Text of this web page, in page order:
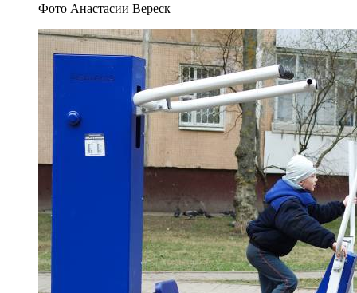
Фото Анастасии Вереск